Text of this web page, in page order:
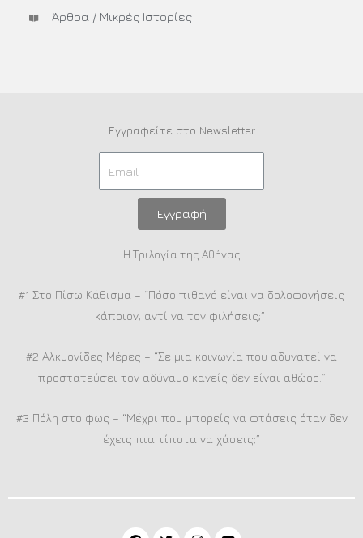
Άρθρα / Μικρές Ιστορίες
Εγγραφείτε στο Newsletter
Εγγραφή
Η Τριλογία της Αθήνας
#1 Στο Πίσω Κάθισμα – “Πόσο πιθανό είναι να δολοφονήσεις
κάποιον, αντί να τον φιλήσεις;”
#2 Αλκυονίδες Μέρες – “Σε μια κοινωνία που αδυνατεί να
προστατεύσει τον αδύναμο κανείς δεν είναι αθώος.”
#3 Πόλη στο φως – “Μέχρι που μπορείς να φτάσεις όταν δεν
έχεις πια τίποτα να χάσεις;”